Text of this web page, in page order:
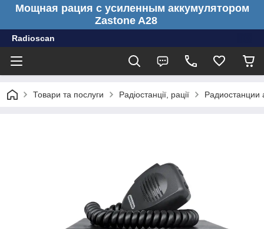
Мощная рация с усиленным аккумулятором
Zastone A28
Radioscan
Товари та послуги Радіостанції, рації Радиостанции